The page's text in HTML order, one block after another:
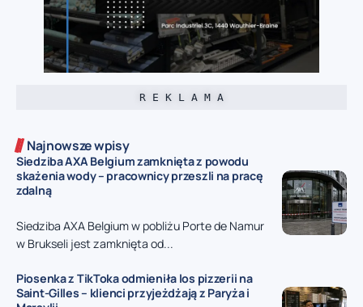
R E K L A M A
Najnowsze wpisy
Siedziba AXA Belgium zamknięta z powodu
skażenia wody – pracownicy przeszli na pracę
zdalną
Siedziba AXA Belgium w pobliżu Porte de Namur
w Brukseli jest zamknięta od...
Piosenka z TikToka odmieniła los pizzerii na
Saint-Gilles – klienci przyjeżdżają z Paryża i